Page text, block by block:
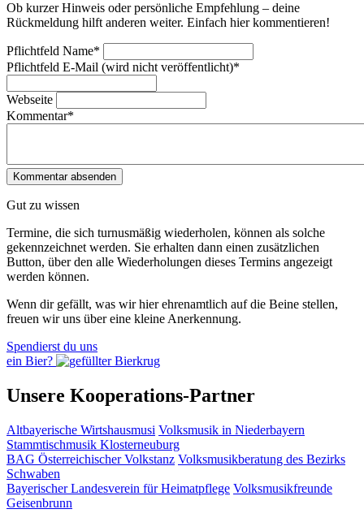
Ob kurzer Hinweis oder persönliche Empfehlung – deine
Rückmeldung hilft anderen weiter. Einfach hier kommentieren!
Pflichtfeld Name*
Pflichtfeld E-Mail (wird nicht veröffentlicht)*
Webseite
Kommentar*
Gut zu wissen
Termine, die sich turnusmäßig wiederholen, können als solche
gekennzeichnet werden. Sie erhalten dann einen zusätzlichen
Button, über den alle Wiederholungen dieses Termins angezeigt
werden können.
Wenn dir gefällt, was wir hier ehrenamtlich auf die Beine stellen,
freuen wir uns über eine kleine Anerkennung.
Spendierst du uns
ein Bier?
Unsere Kooperations-Partner
Altbayerische Wirtshausmusi Volksmusik in Niederbayern
Stammtischmusik Klosterneuburg
BAG Österreichischer Volkstanz Volksmusikberatung des Bezirks
Schwaben
Bayerischer Landesverein für Heimatpflege Volksmusikfreunde
Geisenbrunn